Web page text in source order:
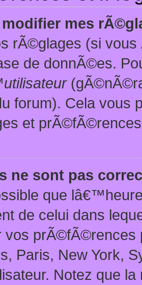
mes
rÃ©glages (si
de donnÃ©es.
forum). Cela vous
et
ne sont pas
que
de celui dans
vos prÃ©fÃ©rences
Paris, New York,
Notez que la